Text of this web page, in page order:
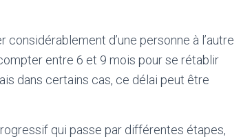
d’une personne à l’autre
entre 6 et 9 mois pour se rétablir
dans certains cas, ce délai peut être
qui passe par différentes étapes,